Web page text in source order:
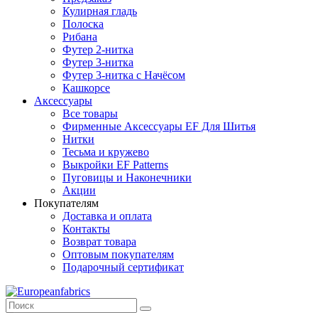
Кулирная гладь
Полоска
Рибана
Футер 2-нитка
Футер 3-нитка
Футер 3-нитка с Начёсом
Кашкорсе
Аксессуары
Все товары
Фирменные Аксессуары EF Для Шитья
Нитки
Тесьма и кружево
Выкройки EF Patterns
Пуговицы и Наконечники
Акции
Покупателям
Доставка и оплата
Контакты
Возврат товара
Оптовым покупателям
Подарочный сертификат